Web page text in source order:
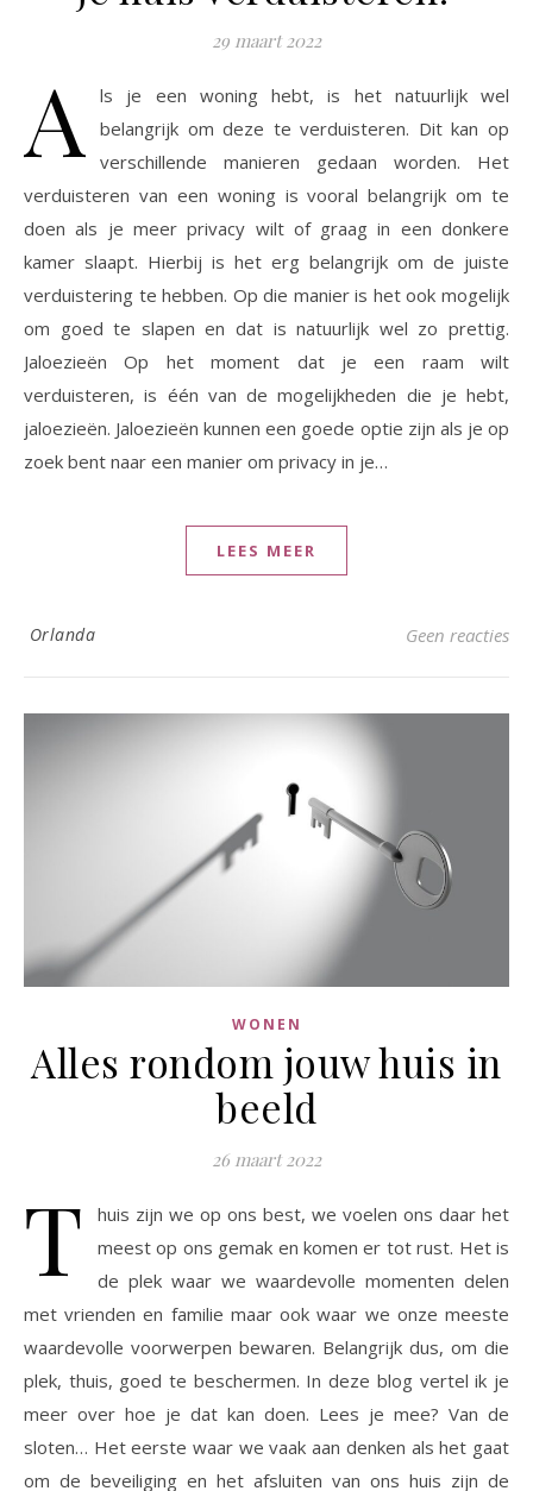
29 maart 2022
A
ls je een woning hebt, is het natuurlijk wel
belangrijk om deze te verduisteren. Dit kan op
verschillende manieren gedaan worden. Het
verduisteren van een woning is vooral belangrijk om te
doen als je meer privacy wilt of graag in een donkere
kamer slaapt. Hierbij is het erg belangrijk om de juiste
verduistering te hebben. Op die manier is het ook mogelijk
om goed te slapen en dat is natuurlijk wel zo prettig.
Jaloezieën Op het moment dat je een raam wilt
verduisteren, is één van de mogelijkheden die je hebt,
jaloezieën. Jaloezieën kunnen een goede optie zijn als je op
zoek bent naar een manier om privacy in je…
LEES MEER
Orlanda Geen reacties
WONEN
Alles rondom jouw huis in
beeld
26 maart 2022
T
huis zijn we op ons best, we voelen ons daar het
meest op ons gemak en komen er tot rust. Het is
de plek waar we waardevolle momenten delen
met vrienden en familie maar ook waar we onze meeste
waardevolle voorwerpen bewaren. Belangrijk dus, om die
plek, thuis, goed te beschermen. In deze blog vertel ik je
meer over hoe je dat kan doen. Lees je mee? Van de
sloten… Het eerste waar we vaak aan denken als het gaat
om de beveiliging en het afsluiten van ons huis zijn de